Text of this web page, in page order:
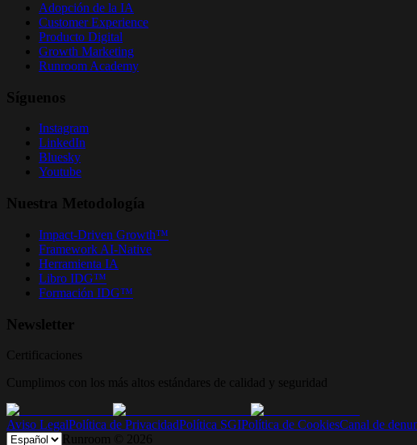
Adopción de la IA
Customer Experience
Producto Digital
Growth Marketing
Runroom Academy
Síguenos
Instagram
LinkedIn
Bluesky
Youtube
Nuestra Metodología
Impact-Driven Growth™
Framework AI-Native
Herramienta IA
Libro IDG™
Formación IDG™
Newsletter
Certificaciones
Cumplimos con los más altos estándares de calidad y seguridad
Aviso LegalPolítica de PrivacidadPolítica SGIPolítica de CookiesCanal de
Runroom ©
2026